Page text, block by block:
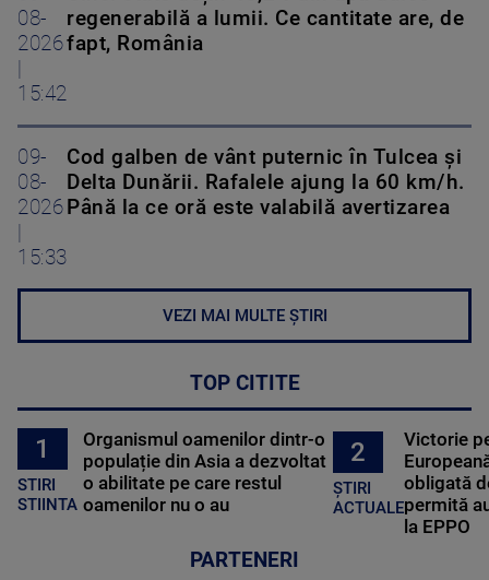
08-
2026
15:42
regenerabilă a lumii. Ce cantitate are, de
fapt, România
09-
08-
2026
15:33
Cod galben de vânt puternic în Tulcea și
Delta Dunării. Rafalele ajung la 60 km/h.
Până la ce oră este valabilă avertizarea
VEZI MAI MULTE ȘTIRI
TOP CITITE
1
STIRI
STIINTA
Organismul oamenilor dintr-o
populație din Asia a dezvoltat
o abilitate pe care restul
oamenilor nu o au
2
ȘTIRI
ACTUALE
Victorie
obligată
permită
la EPPO
PARTENERI